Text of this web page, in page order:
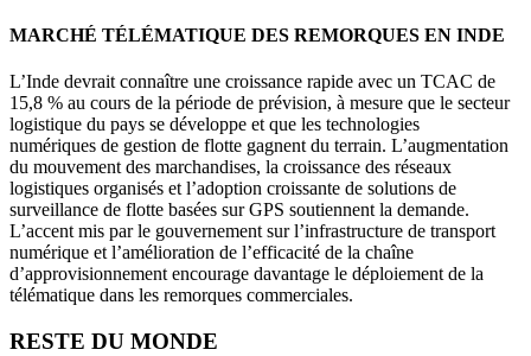
MARCHÉ TÉLÉMATIQUE DES REMORQUES EN INDE
L’Inde devrait connaître une croissance rapide avec un TCAC de
15,8 % au cours de la période de prévision, à mesure que le secteur
logistique du pays se développe et que les technologies
numériques de gestion de flotte gagnent du terrain. L’augmentation
du mouvement des marchandises, la croissance des réseaux
logistiques organisés et l’adoption croissante de solutions de
surveillance de flotte basées sur GPS soutiennent la demande.
L’accent mis par le gouvernement sur l’infrastructure de transport
numérique et l’amélioration de l’efficacité de la chaîne
d’approvisionnement encourage davantage le déploiement de la
télématique dans les remorques commerciales.
RESTE DU MONDE